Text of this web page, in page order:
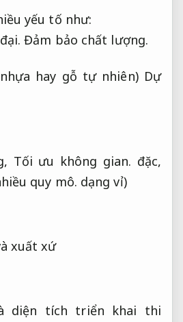
yếu tố như:
Đảm bảo chất lượng.
hay gỗ tự nhiên) Dự
Tối ưu không gian. đặc,
quy mô. dạng vỉ)
xuất xứ
diện tích triển khai thi